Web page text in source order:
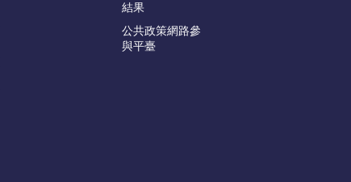
結果
公共政策網路參
與平臺